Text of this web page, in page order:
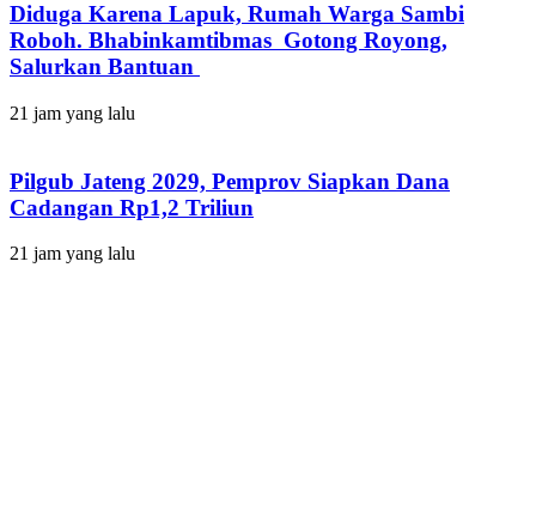
Diduga Karena Lapuk, Rumah Warga Sambi
Roboh. Bhabinkamtibmas Gotong Royong,
Salurkan Bantuan
21 jam yang lalu
Pilgub Jateng 2029, Pemprov Siapkan Dana
Cadangan Rp1,2 Triliun
21 jam yang lalu